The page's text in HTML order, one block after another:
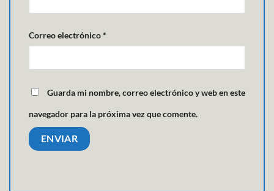
Correo electrónico*
Guarda mi nombre, correo electrónico y web en este
navegador para la próxima vez que comente.